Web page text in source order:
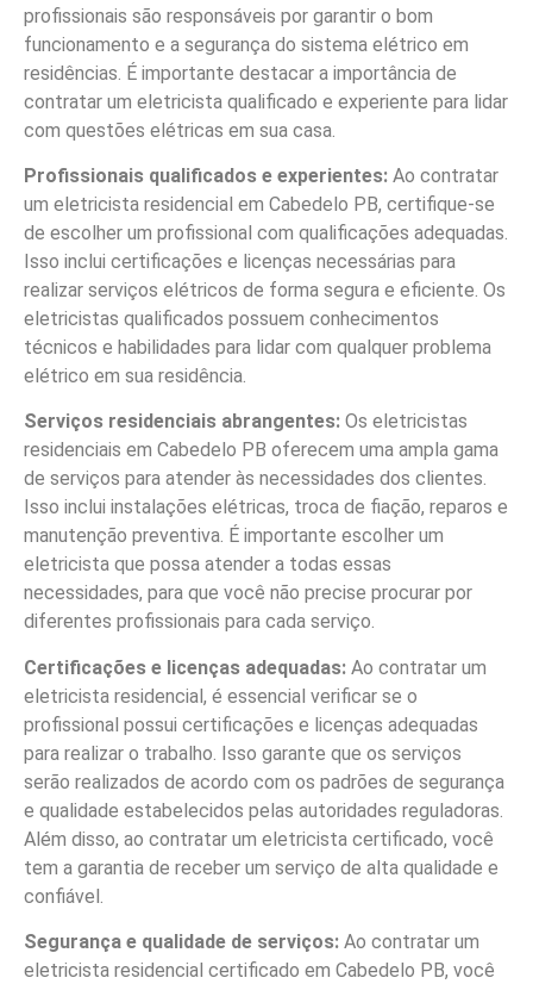
profissionais são responsáveis por garantir o bom
funcionamento e a segurança do sistema elétrico em
residências. É importante destacar a importância de
contratar um eletricista qualificado e experiente para lidar
com questões elétricas em sua casa.
Profissionais qualificados e experientes: Ao contratar
um eletricista residencial em Cabedelo PB, certifique-se
de escolher um profissional com qualificações adequadas.
Isso inclui certificações e licenças necessárias para
realizar serviços elétricos de forma segura e eficiente. Os
eletricistas qualificados possuem conhecimentos
técnicos e habilidades para lidar com qualquer problema
elétrico em sua residência.
Serviços residenciais abrangentes: Os eletricistas
residenciais em Cabedelo PB oferecem uma ampla gama
de serviços para atender às necessidades dos clientes.
Isso inclui instalações elétricas, troca de fiação, reparos e
manutenção preventiva. É importante escolher um
eletricista que possa atender a todas essas
necessidades, para que você não precise procurar por
diferentes profissionais para cada serviço.
Certificações e licenças adequadas: Ao contratar um
eletricista residencial, é essencial verificar se o
profissional possui certificações e licenças adequadas
para realizar o trabalho. Isso garante que os serviços
serão realizados de acordo com os padrões de segurança
e qualidade estabelecidos pelas autoridades reguladoras.
Além disso, ao contratar um eletricista certificado, você
tem a garantia de receber um serviço de alta qualidade e
confiável.
Segurança e qualidade de serviços: Ao contratar um
eletricista residencial certificado em Cabedelo PB, você